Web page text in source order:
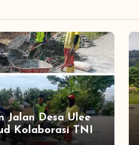
Jalan Desa Ulee
Kolaborasi TNI